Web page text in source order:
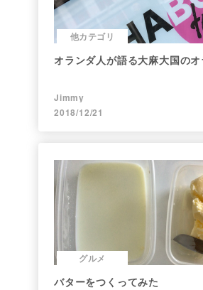
他カテゴリ
オランダ人が語る大麻大国の
Jimmy
2018/12/21
グルメ
バターをつくってみた